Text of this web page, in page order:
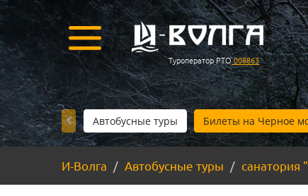
Туроператор РТО008863
Автобусные туры Билеты на Черное
И-Волга Автобусные туры санатория